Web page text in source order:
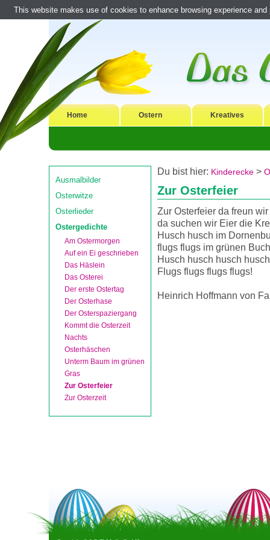
Home Ostern Kreatives
Ausmalbilder
Osterwitze
Osterlieder
Ostergedichte
Am Ostermorgen
Auf ein Ei geschrieben
Das Häslein
Das Osterei
Der erste Ostertag
Der Osterhase
Der Osterspaziergang
Kommt die Osterzeit
Nachts
Osterhäschen
Unterm Baum im grünen
Gras
Zur Osterfeier
Zur Osterzeit
Du bist hier: Kinderecke >
Zur Osterfeier
Zur Osterfeier da freun
da suchen wir Eier die
Husch husch im
flugs flugs im grünen
Husch husch husch
Flugs flugs flugs flugs!
Heinrich Hoffmann von
This website makes use of cookies to enhance browsing experience